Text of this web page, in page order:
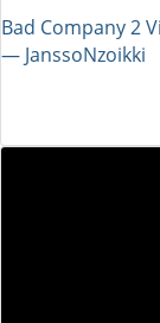
Bad Company 2
― JanssoNzoikki